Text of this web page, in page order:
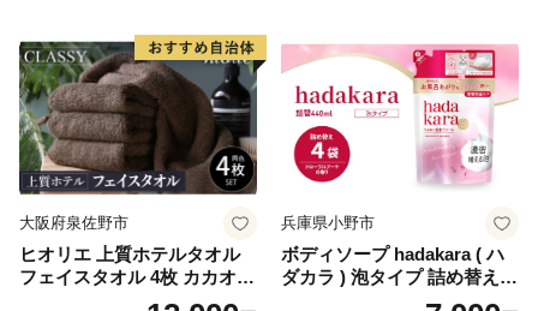
蓄 防災 エコ 消耗品 生活雑貨
生活用品 無香料 トイレット
ペーパー ダブル といれっと
ぺーぱー トイレ クレシア ト
イレットペーパー [BDBH002
-1]
大阪府泉佐野市
ヒオリエ 上質ホテルタオル
フェイスタオル 4枚 カカオ
【タオル 泉州タオル 吸水 普
兵庫県小野市
ボディソープ hadakara ( ハ
ダカラ ) 泡タイプ 詰め替え 4
40ml×4袋 ボディーソープ 泡